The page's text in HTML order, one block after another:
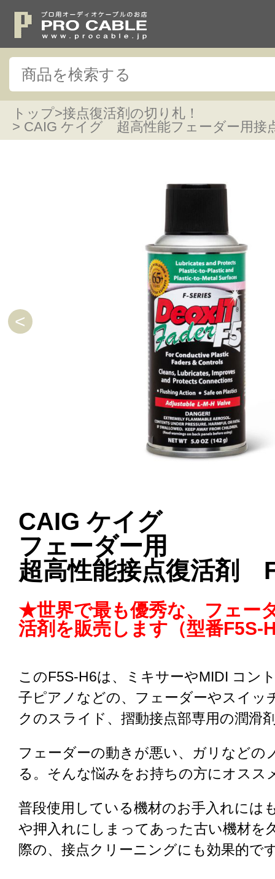
トップ>接点復活剤の切り札！
> CAIG ケイグ 超高性能フェーダー用接
CAIG ケイグ
フェーダー用
超高性能接点復活剤
★世界で最も優秀な、フェー
活剤を販売します（型番F5S-
このF5S-H6は、ミキサーやMIDI コン
子ピアノなどの、フェーダーやスイッ
クのスライド、摺動接点部専用の潤滑
フェーダーの動きが悪い、ガリなどの
る。そんな悩みをお持ちの方にオスス
普段使用している機材のお手入れには
や押入れにしまってあった古い機材を
際の、接点クリーニングにも効果的で